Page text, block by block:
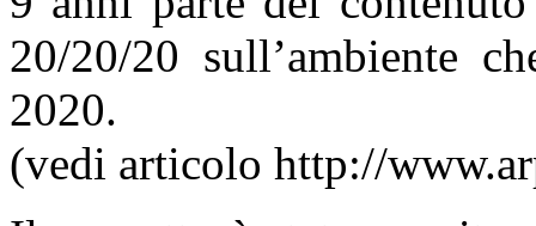
20/20/20 sull’ambiente
2020.
(vedi articolo http://